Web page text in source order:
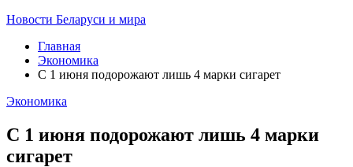
Новости Беларуси и мира
Главная
Экономика
С 1 июня подорожают лишь 4 марки сигарет
Экономика
С 1 июня подорожают лишь 4 марки
сигарет